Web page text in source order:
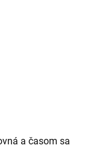
a časom sa